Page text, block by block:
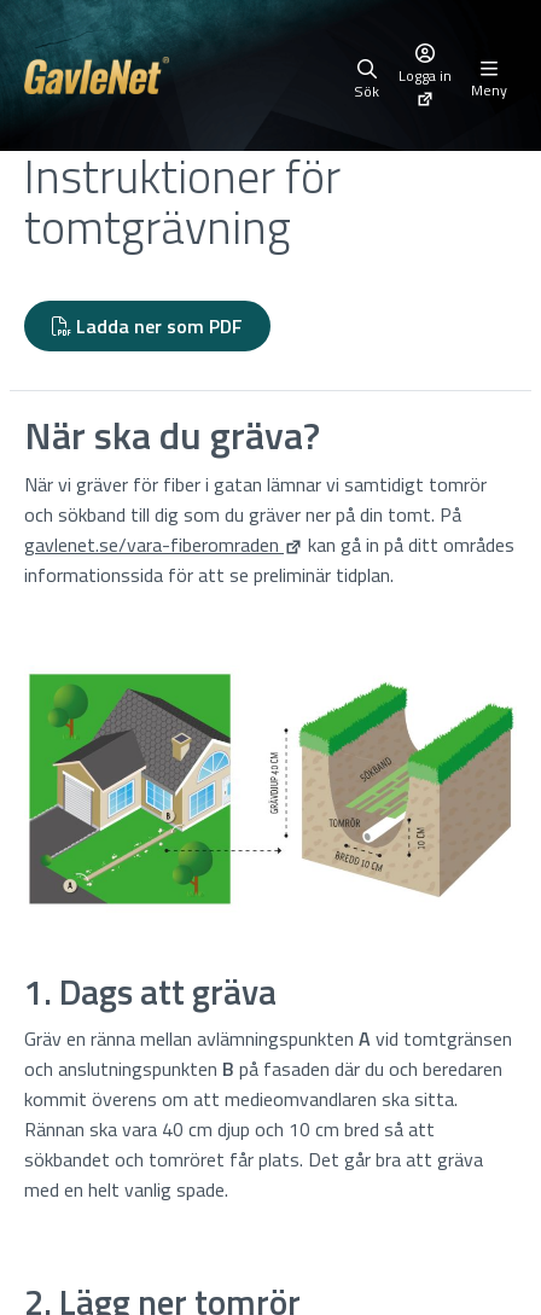
Sök
Logga in
Meny
Instruktioner för
tomtgrävning
Ladda ner som PDF
När ska du gräva?
När vi gräver för fiber i gatan lämnar vi samtidigt tomrör
och sökband till dig som du gräver ner på din tomt. På
gavlenet.se/vara-fiberomraden
kan gå in på ditt områdes
informationssida för att se preliminär tidplan.
1. Dags att gräva
Gräv en ränna mellan avlämningspunkten Avid tomtgränsen
och anslutningspunkten B på fasaden där du och beredaren
kommit överens om att medieomvandlaren ska sitta.
Rännan ska vara 40 cm djup och 10 cm bred så att
sökbandet och tomröret får plats. Det går bra att gräva
med en helt vanlig spade.
2. Lägg ner tomrör